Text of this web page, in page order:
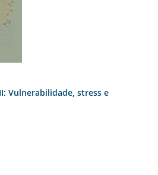
Vulnerabilidade, stress e